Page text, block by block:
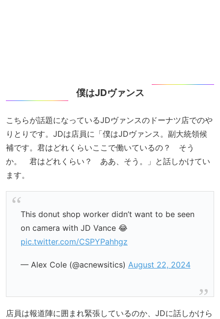
僕はJDヴァンス
こちらが話題になっているJDヴァンスのドーナツ店でのや
りとりです。JDは店員に「僕はJDヴァンス。副大統領候
補です。君はどれくらいここで働いているの？ そう
か。 君はどれくらい？ ああ、そう。」と話しかけてい
ます。
This donut shop worker didn’t want to be seen
on camera with JD Vance 😂
pic.twitter.com/CSPYPahhgz
— Alex Cole (@acnewsitics) August 22, 2024
店員は報道陣に囲まれ緊張しているのか、JDに話しかけら